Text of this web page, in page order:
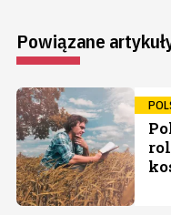
Powiązane